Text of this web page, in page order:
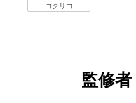
コクリコ
監修